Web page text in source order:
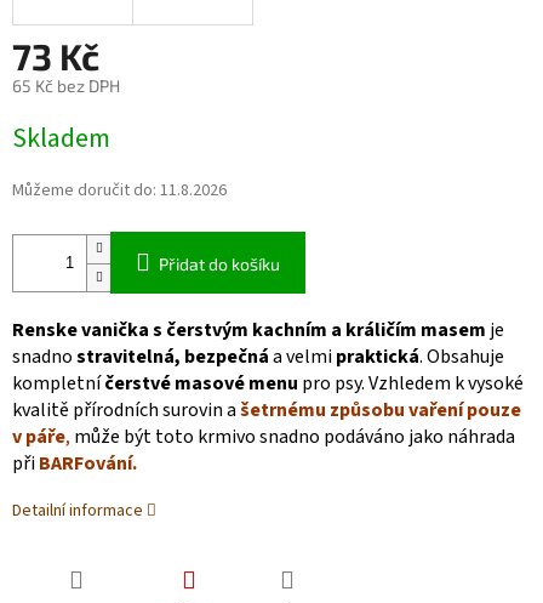
73 Kč
65 Kč bez DPH
cena:
Skladem
Můžeme doručit do: 11.8.2026
Přidat do košíku
Renske vanička s čerstvým kachním a králičím masemje
snadnostravitelná, bezpečnáa velmipraktická. Obsahuje
kompletníčerstvé masové menu pro psy. Vzhledem k vysoké
kvalitě přírodních surovin ašetrnému způsobu vaření pouze
v páře, může být toto krmivo snadno podáváno jako náhrada
přiBARFování.
Detailní informace